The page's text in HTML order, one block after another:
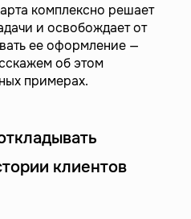
комплексно решает
и освобождает от
ее оформление —
об этом
примерах.
клиентов